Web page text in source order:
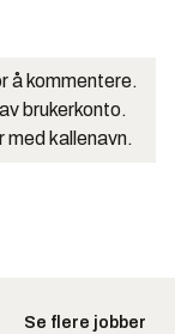
å kommentere.
brukerkonto.
med kallenavn.
Se flere jobber